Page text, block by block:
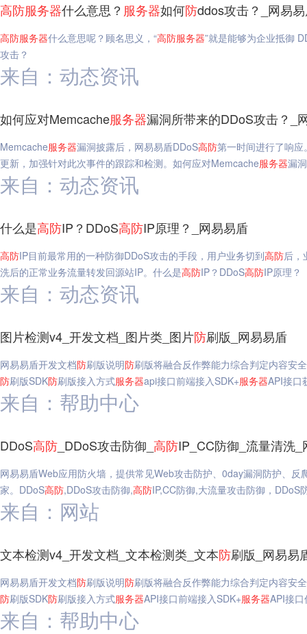
高防服务器什么意思？ 服务器如何防ddos攻击？_网易
高防服务器什么意思呢？顾名思义，“高防服务器”就是能够为企业抵御
攻击？
来自：动态资讯
如何应对Memcache服务器漏洞所带来的DDoS攻击？_
Memcache服务器漏洞披露后，网易易盾DDoS高防第一时间进行了响
更新，加强针对此次事件的跟踪和检测。如何应对Memcache服务器漏
来自：动态资讯
什么是高防IP？DDoS高防IP原理？_网易易盾
高防IP目前最常用的一种防御DDoS攻击的手段，用户业务切到高防后，
洗后的正常业务流量转发回源站IP。什么是高防IP？DDoS高防IP原理？
来自：动态资讯
图片检测v4_开发文档_图片类_图片防刷版_网易易盾
网易易盾开发文档防刷版说明防刷版将融合反作弊能力综合判定内容安
防刷版SDK防刷版接入方式服务器api接口前端接入SDK+服务器API接口
来自：帮助中心
DDoS高防 _DDoS攻击防御_ 高防IP_CC防御_流量清洗_
网易易盾Web应用防火墙，提供常见Web攻击防护、0day漏洞防护、
家。DDoS高防,DDoS攻击防御,高防IP,CC防御,大流量攻击防御，DDoS
来自：网站
文本检测v4_开发文档_文本检测类_文本防刷版_网易易
网易易盾开发文档防刷版说明防刷版将融合反作弊能力综合判定内容安
防刷版SDK防刷版接入方式服务器API接口前端接入SDK+服务器API接
来自：帮助中心